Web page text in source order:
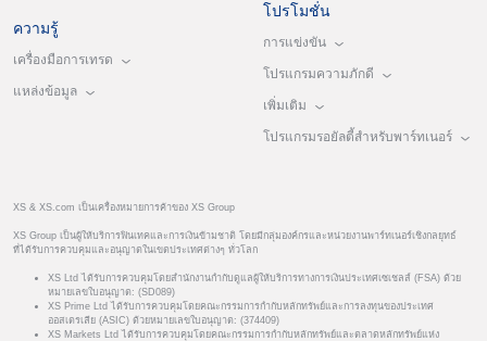
ความรู้
เครื่องมือการเทรด
แหล่งข้อมูล
โปรโมชั่น
การแข่งขัน
โปรแกรมความภักดี
เพิ่มเติม
โปรแกรมรอยัลตี้สำหรับพาร์ทเนอร์
XS & XS.com เป็นเครื่องหมายการค้าของ XS Group
XS Group เป็นผู้ให้บริการฟินเทคและการเงินข้ามชาติ โดยมีกลุ่มองค์กรและหน่วยงานพาร์ทเนอร์เชิงกลยุทธ์
ที่ได้รับการควบคุมและอนุญาตในเขตประเทศต่างๆ ทั่วโลก
XS Ltd ได้รับการควบคุมโดยสำนักงานกำกับดูแลผู้ให้บริการทางการเงินประเทศเซเชลส์ (FSA) ด้วย
หมายเลขใบอนุญาต: (SD089)
XS Prime Ltd ได้รับการควบคุมโดยคณะกรรมการกำกับหลักทรัพย์และการลงทุนของประเทศ
ออสเตรเลีย (ASIC) ด้วยหมายเลขใบอนุญาต: (374409)
XS Markets Ltd ได้รับการควบคุมโดยคณะกรรมการกำกับหลักทรัพย์และตลาดหลักทรัพย์แห่ง